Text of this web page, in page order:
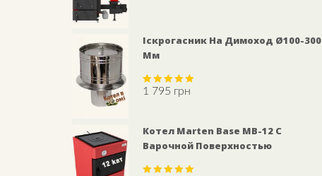
Іскрогасник На Димоход Ø100-300
Мм
Rated 5.00
out of 5
1 795 грн
Котел Marten Base MB-12 С
Варочной Поверхностью